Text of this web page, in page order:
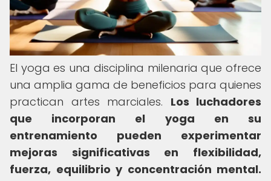
El yoga es una disciplina milenaria que ofrece
una amplia gama de beneficios para quienes
practican artes marciales. Los luchadores
que incorporan el yoga en su
entrenamiento pueden experimentar
mejoras significativas en flexibilidad,
fuerza, equilibrio y concentración mental.